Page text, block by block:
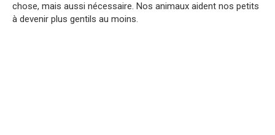
chose, mais aussi nécessaire. Nos animaux aident nos petits
à devenir plus gentils au moins.